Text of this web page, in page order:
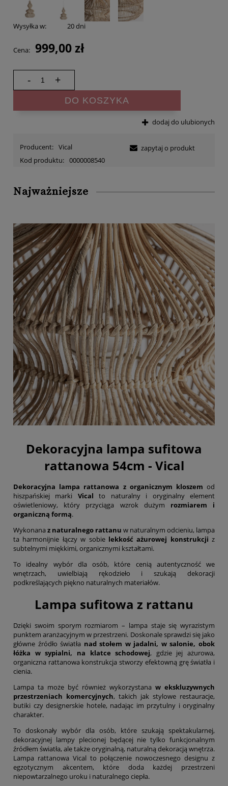
Wysyłka w: 20 dni
Cena: 999,00 zł
- +
DO KOSZYKA
dodaj do ulubionych
Producent: Vical
Kod produktu: 0000008540
zapytaj o produkt
Najważniejsze
Dekoracyjna lampa sufitowa
rattanowa 54cm - Vical
Dekoracyjna lampa rattanowa z organicznym kloszem od
hiszpańskiej marki Vical to naturalny i oryginalny element
oświetleniowy, który przyciąga wzrok dużym rozmiarem i
organiczną formą.
Wykonana z naturalnego rattanu w naturalnym odcieniu, lampa
ta harmonijnie łączy w sobie lekkość ażurowej konstrukcji z
subtelnymi miękkimi, organicznymi kształtami.
To idealny wybór dla osób, które cenią autentyczność we
wnętrzach, uwielbiają rękodzieło i szukają dekoracji
podkreślających piękno naturalnych materiałów.
Lampa sufitowa z rattanu
Dzięki swoim sporym rozmiarom – lampa staje się wyrazistym
punktem aranżacyjnym w przestrzeni. Doskonale sprawdzi się jako
główne źródło światła nad stołem w jadalni, w salonie, obok
łóżka w sypialni,
na klatce schodowej, gdzie jej ażurowa,
organiczna rattanowa konstrukcja stworzy efektowną grę światła i
cienia.
Lampa ta może być również wykorzystana w ekskluzywnych
przestrzeniach komercyjnych, takich jak stylowe restauracje,
butiki czy designerskie hotele, nadając im przytulny i oryginalny
charakter.
To doskonały wybór dla osób, które szukają spektakularnej,
dekoracyjnej lampy plecionej będącej nie tylko funkcjonalnym
źródłem światła, ale także oryginalną, naturalną dekoracją wnętrza.
Lampa rattanowa Vical to połączenie nowoczesnego designu z
egzotycznym akcentem, które doda każdej przestrzeni
niepowtarzalnego uroku i naturalnego ciepła.